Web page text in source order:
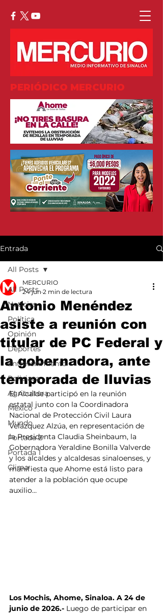
PERIÓDICO MERCURIO
Entrada
All Posts
Noticias
Política
Opinión
Deportes
Entretenimiento
Policiaca
Agricultura
México
Mundo
Portada 2
Portada 1
Clima
All Posts
Antonio Menéndez
asiste a reunión con
titular de PC Federal y
la gobernadora, ante
temporada de lluvias
MERCURIO
24 jun 2 min de lectura
El Alcalde participó en la reunión
estatal junto con la Coordinadora
Nacional de Protección Civil Laura
Velázquez Alzúa, en representación de
la Presidenta Claudia Sheinbaum, la
Gobernadora Yeraldine Bonilla Valverde
y los alcaldes y alcaldesas sinaloenses, y
manifiesta que Ahome está listo para
atender a la población que ocupe
auxilio…
Los Mochis, Ahome, Sinaloa. A 24 de
junio de 2026.- Luego de participar en